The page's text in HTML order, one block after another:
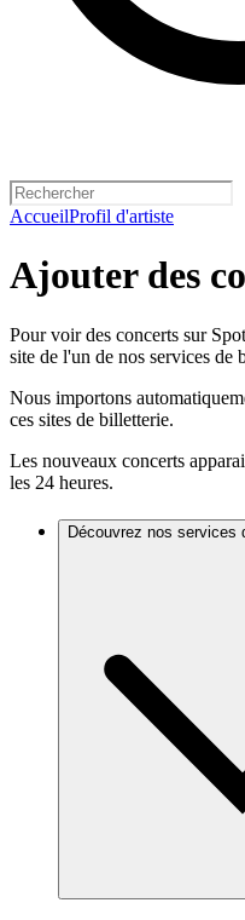
AccueilProfil d'artiste
Ajouter des
Pour voir des concerts sur
site de l'un de nos services de
Nous importons
ces sites de billetterie.
Les nouveaux concerts
les 24 heures.
Découvrez nos services